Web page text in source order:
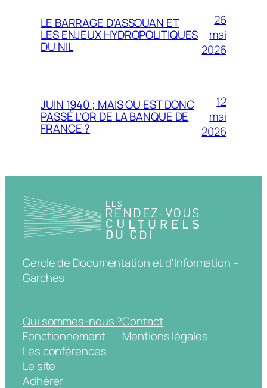
LE BARRAGE D’ASSOUAN ET
LES ENJEUX HYDROPOLITIQUES
DU NIL
26
mai
2026
JUIN 1940 ; MAIS OU EST DONC
PASSÉ L’OR DE LA BANQUE DE
FRANCE ?
12
mai
2026
Cercle de Documentation et d'Information –
Garches
Qui sommes-nous ?
Fonctionnement
Les conférences
Le site
Adhérer
Contact
Mentions légales